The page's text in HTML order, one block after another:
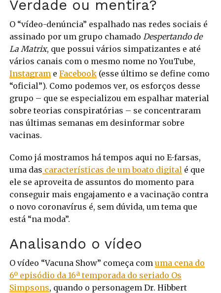
Verdade ou mentira?
O “vídeo-denúncia” espalhado nas redes sociais é
assinado por um grupo chamado Despertando de
La Matrix, que possui vários simpatizantes e até
vários canais com o mesmo nome no YouTube,
Instagram e Facebook(esse último se define como
“oficial”). Como podemos ver, os esforços desse
grupo – que se especializou em espalhar material
sobre teorias conspiratórias – se concentraram
nas últimas semanas em desinformar sobre
vacinas.
Como já mostramos há tempos aqui no E-farsas,
uma das características de um boato digital é que
ele se aproveita de assuntos do momento para
conseguir mais engajamento e a vacinação contra
o novo coronavírus é, sem dúvida, um tema que
está “na moda”.
Analisando o vídeo
O vídeo “Vacuna Show” começa com uma cena do
6º episódio da 16ª temporada do seriado Os
Simpsons, quando o personagem Dr. Hibbert